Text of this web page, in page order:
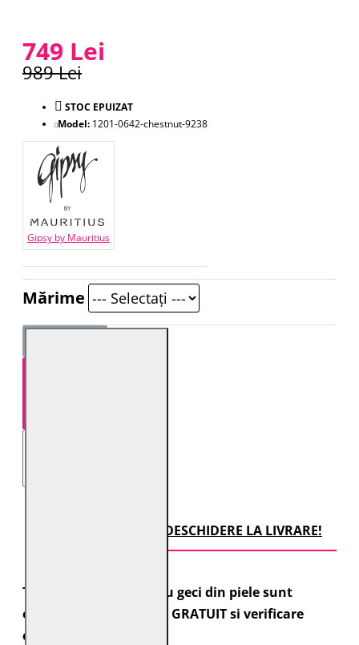
749 Lei
989 Lei
STOC EPUIZAT
Model: 1201-0642-chestnut-9238
Gipsy by Mauritius
Mărime
TRANSPORT CU DESCHIDERE LA LIVRARE!
Toate comenzile pentru geci din piele sunt
expediate cu transport GRATUIT si verificare
colet.